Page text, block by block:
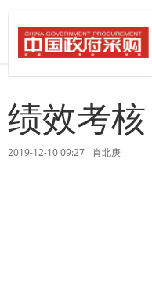
绩效考
2019-12-10 09:27 肖北庚